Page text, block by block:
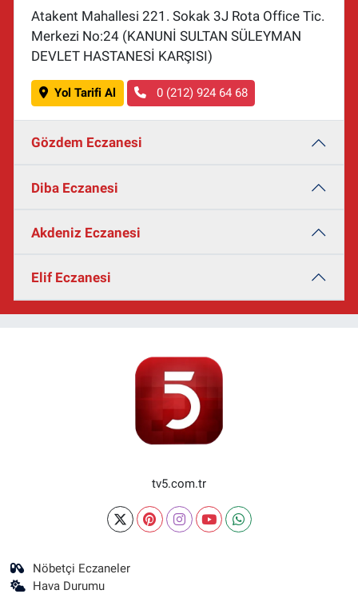
Atakent Mahallesi 221. Sokak 3J Rota Office Tic.
Merkezi No:24 (KANUNİ SULTAN SÜLEYMAN
DEVLET HASTANESİ KARŞISI)
Yol Tarifi Al 0 (212) 924 64 68
Gözdem Eczanesi
Diba Eczanesi
Akdeniz Eczanesi
Elif Eczanesi
tv5.com.tr
Nöbetçi Eczaneler
Hava Durumu